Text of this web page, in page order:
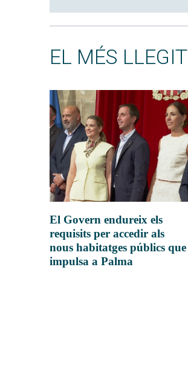
EL MÉS LLEGIT
El Govern endureix els
requisits per accedir als
nous habitatges públics que
impulsa a Palma